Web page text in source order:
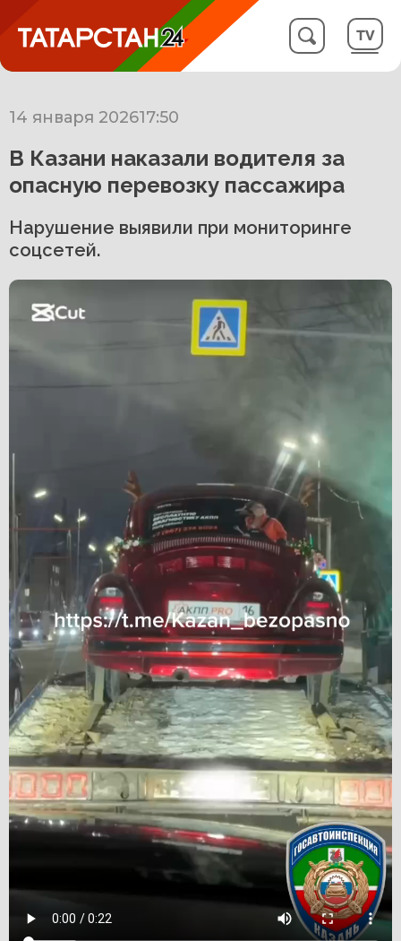
14 января 202617:50
В Казани наказали водителя за
опасную перевозку пассажира
Нарушение выявили при мониторинге
соцсетей.